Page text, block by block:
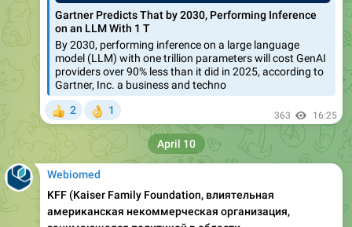
Gartner Predicts That by 2030, Performing Inference
on an LLM With 1 T
By 2030, performing inference on a large language
model (LLM) with one trillion parameters will cost GenAI
providers over 90% less than it did in 2025, according to
Gartner, Inc. a business and techno
2 1 363 16:25
Webiomed
KFF (Kaiser Family Foundation, влиятельная
американская некоммерческая организация,
April 10